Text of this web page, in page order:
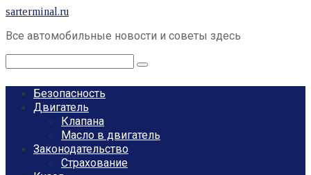
Перейти
контенту
sarterminal.ru
Все автомобильные новости и советы здесь
Поиск:
Безопасность
Двигатель
Клапана
Масло в двигатель
Законодательство
Страхование